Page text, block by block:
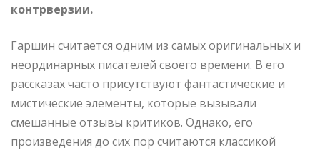
контрверзии.
Гаршин считается одним из самых оригинальных и
неординарных писателей своего времени. В его
рассказах часто присутствуют фантастические и
мистические элементы, которые вызывали
смешанные отзывы критиков. Однако, его
произведения до сих пор считаются классикой